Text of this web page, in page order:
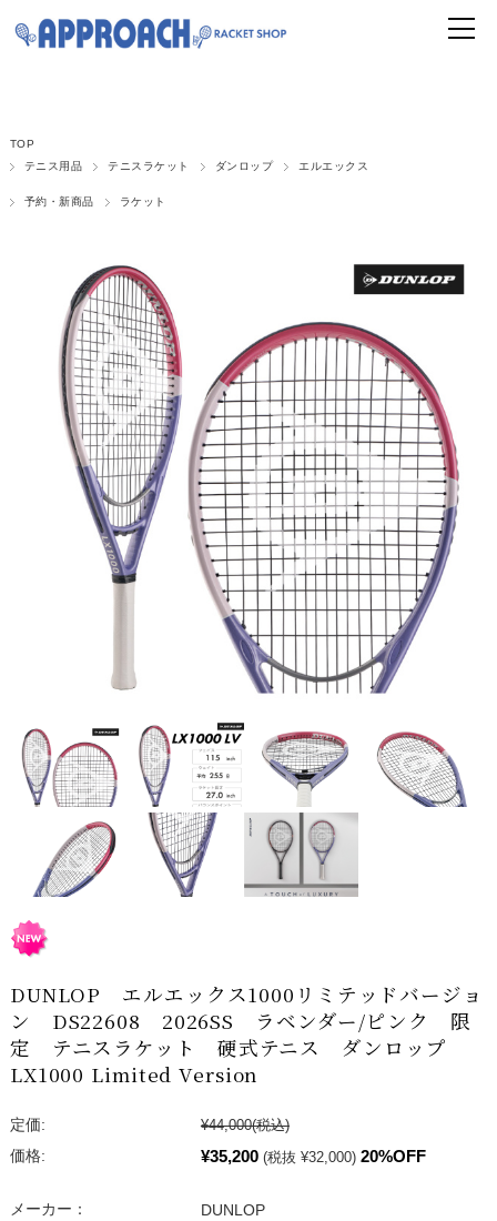
TOP
テニス用品
テニスラケット ダンロップ エルエックス
予約・新商品 ラケット
DUNLOP エルエックス1000リミテッドバージョ
ン DS22608 2026SS ラベンダー/ピンク 限
定 テニスラケット 硬式テニス ダンロップ
LX1000 Limited Version
定価: ¥44,000(税込)
価格:
¥35,200 (税抜 ¥32,000) 20%OFF
メーカー：
DUNLOP